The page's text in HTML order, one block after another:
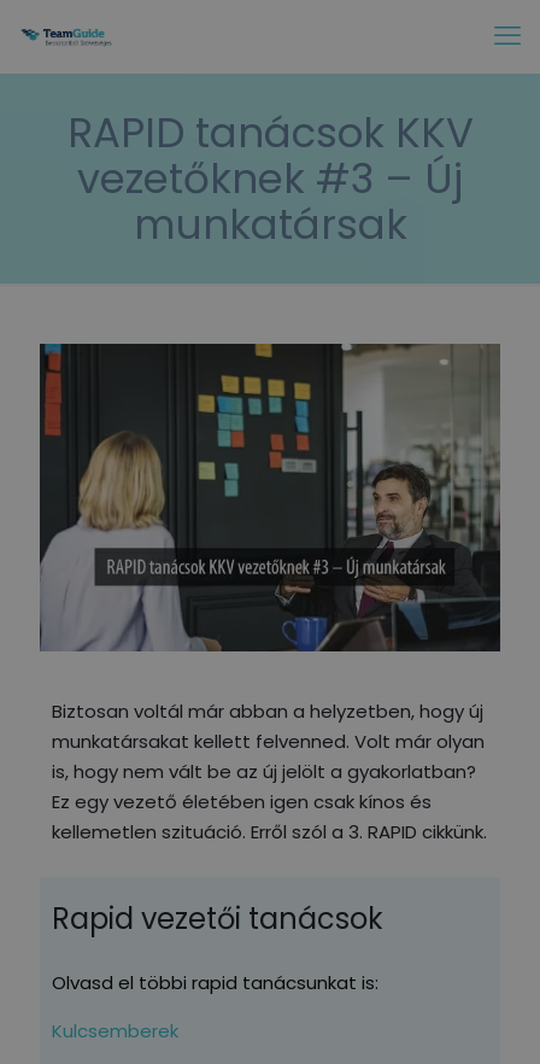
RAPID tanácsok KKV
vezetőknek #3 – Új
munkatársak
Biztosan voltál már abban a helyzetben, hogy új
munkatársakat kellett felvenned. Volt már olyan
is, hogy nem vált be az új jelölt a gyakorlatban?
Ez egy vezető életében igen csak kínos és
kellemetlen szituáció. Erről szól a 3. RAPID cikkünk.
Rapid vezetői tanácsok
Olvasd el többi rapid tanácsunkat is:
Kulcsemberek